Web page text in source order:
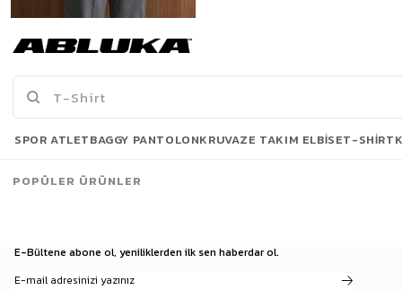
Erkek Baggy Fit Kumaş Pantolon Antrasit
E-Bültene abone ol, yeniliklerden ilk sen haberdar ol.
SPOR ATLETBAGGY PANTOLONKRUVAZE TAKIM ELBISET-SHIRT
POPÜLER ÜRÜNLER